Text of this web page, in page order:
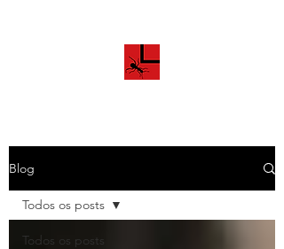
Blog
Todos os posts
Todos os posts